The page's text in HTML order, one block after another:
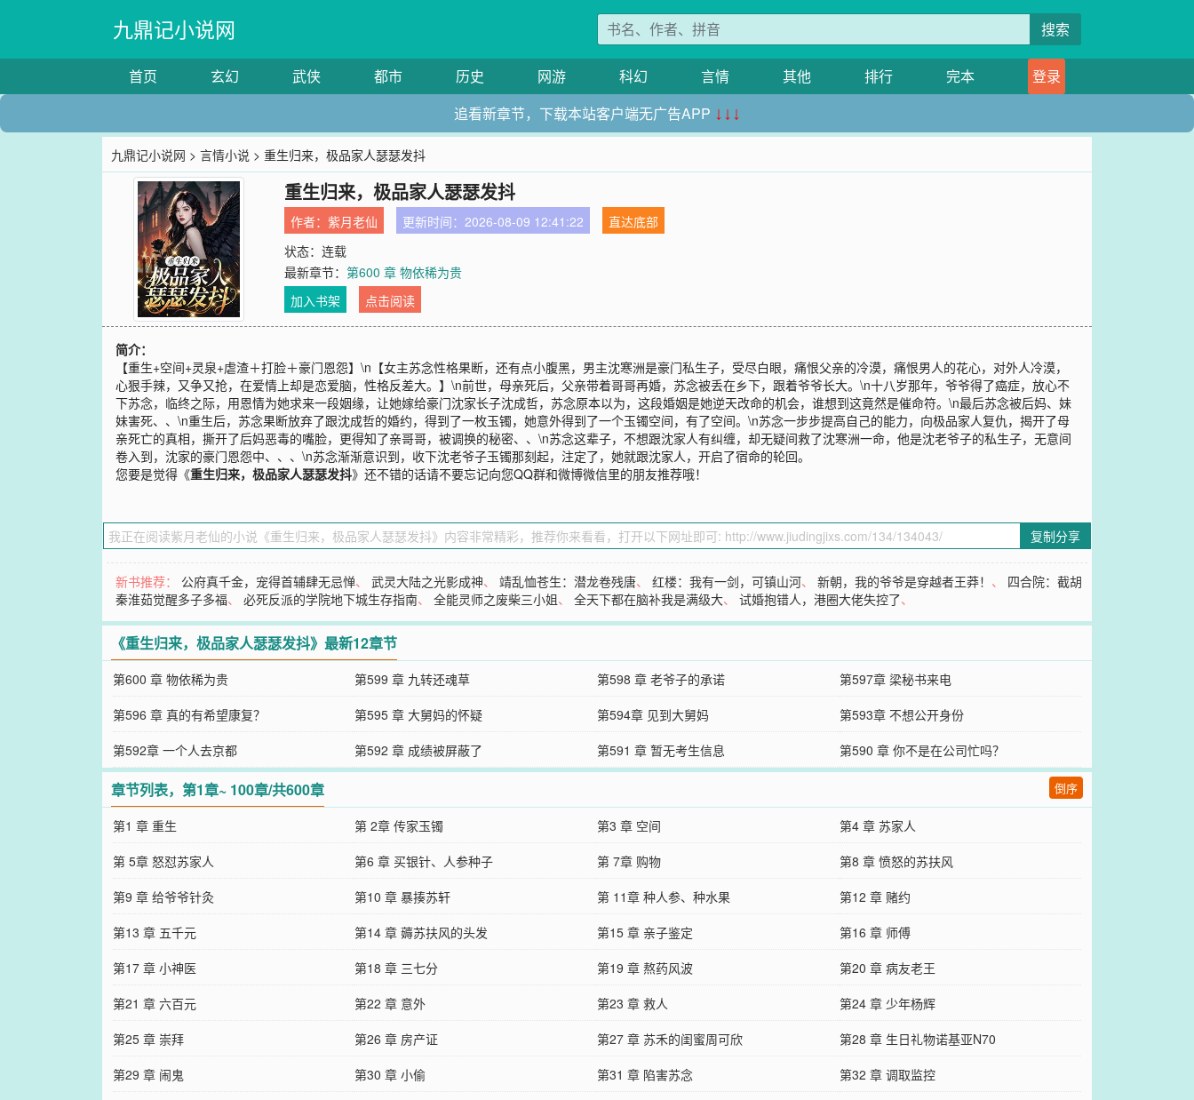
九鼎记小说网 搜索
首页 玄幻 武侠 都市 历史 网游 科幻 言情 其他 排行 完本
登录
追看新章节，下载本站客户端无广告APP ↓↓↓
九鼎记小说网 >言情小说 > 重生归来，极品家人瑟瑟发抖
重生归来，极品家人瑟瑟发抖
作者：紫月老仙 更新时间：2026-08-09 12:41:22
直达底部
状态：连载
最新章节：第600 章 物依稀为贵
加入书架
点击阅读
简介：
【重生+空间+灵泉+虐渣＋打脸＋豪门恩怨】\n【女主苏念性格果断，还有点小腹黑，男主沈寒洲是豪门私生子，受尽白眼，痛恨父亲的冷漠，痛恨男人的花心，对外人冷漠，
心狠手辣，又争又抢，在爱情上却是恋爱脑，性格反差大。】\n前世，母亲死后，父亲带着哥哥再婚，苏念被丢在乡下，跟着爷爷长大。\n十八岁那年，爷爷得了癌症，放心不
下苏念，临终之际，用恩情为她求来一段姻缘，让她嫁给豪门沈家长子沈成哲，苏念原本以为，这段婚姻是她逆天改命的机会，谁想到这竟然是催命符。\n最后苏念被后妈、妹
妹害死、、\n重生后，苏念果断放弃了跟沈成哲的婚约，得到了一枚玉镯，她意外得到了一个玉镯空间，有了空间。\n苏念一步步提高自己的能力，向极品家人复仇，揭开了母
亲死亡的真相，撕开了后妈恶毒的嘴脸，更得知了亲哥哥，被调换的秘密、、\n苏念这辈子，不想跟沈家人有纠缠，却无疑间救了沈寒洲一命，他是沈老爷子的私生子，无意间
卷入到，沈家的豪门恩怨中、、、\n苏念渐渐意识到，收下沈老爷子玉镯那刻起，注定了，她就跟沈家人，开启了宿命的轮回。
您要是觉得《重生归来，极品家人瑟瑟发抖》还不错的话请不要忘记向您QQ群和微博微信里的朋友推荐哦！
复制分享
新书推荐： 公府真千金，宠得首辅肆无忌惮、武灵大陆之光影成神、靖乱恤苍生：潜龙卷残唐、红楼：我有一剑，可镇山河、新朝，我的爷爷是穿越者王莽！ 、 四合院：截胡
秦淮茹觉醒多子多福、必死反派的学院地下城生存指南、全能灵师之废柴三小姐、全天下都在脑补我是满级大、试婚抱错人，港圈大佬失控了、
《重生归来，极品家人瑟瑟发抖》最新12章节
第600 章 物依稀为贵 第599 章 九转还魂草 第598 章 老爷子的承诺
第597章 梁秘书来电
第596 章 真的有希望康复？
第595 章 大舅妈的怀疑 第594章 见到大舅妈
第593章 不想公开身份
第592章 一个人去京都
第592 章 成绩被屏蔽了 第591 章 暂无考生信息 第590 章 你不是在公司忙吗？
章节列表，第1章~ 100章/共600章 倒序
第1 章 重生 第 2章 传家玉镯 第3 章 空间
第4 章 苏家人
第 5章 怒怼苏家人
第6 章 买银针、人参种子 第 7章 购物
第8 章 愤怒的苏扶风
第9 章 给爷爷针灸
第10 章 暴揍苏轩 第 11章 种人参、种水果
第12 章 赌约
第13 章 五千元
第14 章 薅苏扶风的头发 第15 章 亲子鉴定
第16 章 师傅
第17 章 小神医
第18 章 三七分 第19 章 熬药风波
第20 章 病友老王
第21 章 六百元
第22 章 意外 第23 章 救人
第24 章 少年杨辉
第25 章 崇拜
第26 章 房产证 第27 章 苏禾的闺蜜周可欣
第28 章 生日礼物诺基亚N70
第29 章 闹鬼
第30 章 小偷 第31 章 陷害苏念
第32 章 调取监控